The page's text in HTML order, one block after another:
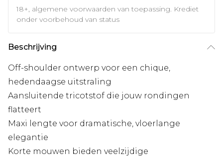
18+, algemene voorwaarden van toepassing. Krediet
onder voorbehoud van status
Beschrijving
Off-shoulder ontwerp voor een chique,
hedendaagse uitstraling
Aansluitende tricotstof die jouw rondingen
flatteert
Maxi lengte voor dramatische, vloerlange
elegantie
Korte mouwen bieden veelzijdige